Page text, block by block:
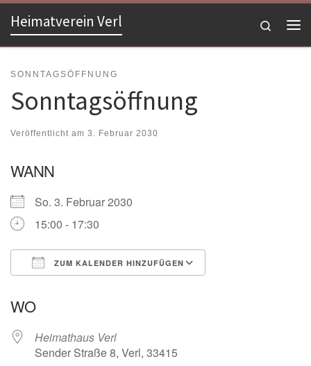
Zum Inhalt springen
Heimatverein Verl
Search
SONNTAGSÖFFNUNG
Sonntagsöffnung
Veröffentlicht am 3. Februar 2030
WANN
So. 3. Februar 2030
15:00 - 17:30
ZUM KALENDER HINZUFÜGEN
WO
Heimathaus Verl
Sender Straße 8, Verl, 33415